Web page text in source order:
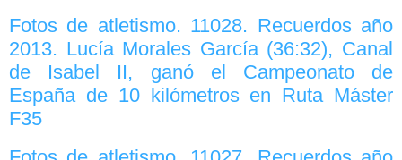
Fotos de atletismo. 11028. Recuerdos año
2013. Lucía Morales García (36:32), Canal
de Isabel II, ganó el Campeonato de
España de 10 kilómetros en Ruta Máster
F35